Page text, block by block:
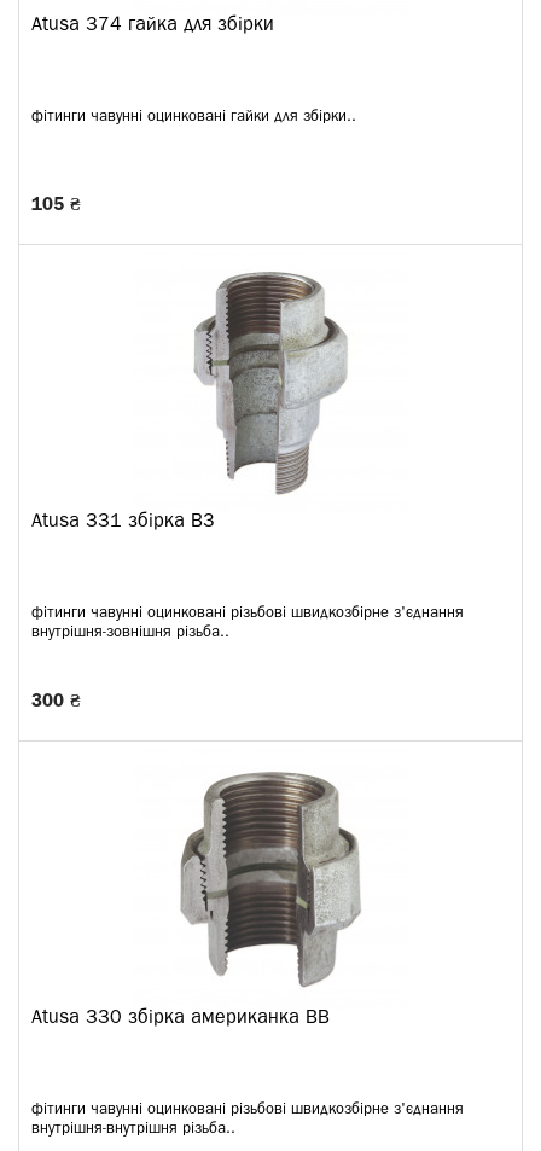
Atusa 374 гайка для збірки
фітинги чавунні оцинковані гайки для збірки..
105 ₴
Atusa 331 збірка ВЗ
фітинги чавунні оцинковані різьбові швидкозбірне з'єднання
внутрішня-зовнішня різьба..
300 ₴
Atusa 330 збірка американка ВВ
фітинги чавунні оцинковані різьбові швидкозбірне з'єднання
внутрішня-внутрішня різьба..